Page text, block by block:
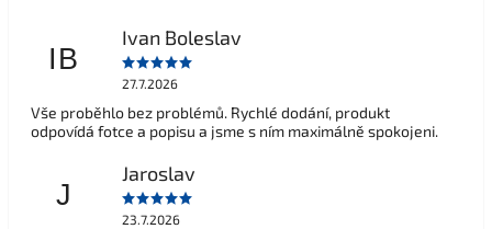
IB
Ivan Boleslav
27.7.2026
Vše proběhlo bez problémů. Rychlé dodání, produkt
odpovídá fotce a popisu a jsme s ním maximálně spokojeni.
J
Jaroslav
23.7.2026